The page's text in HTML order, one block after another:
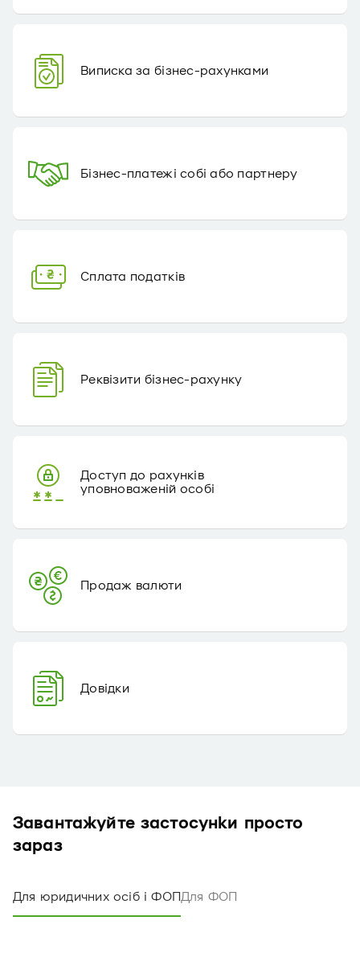
Виписка за бізнес-рахунками
Бізнес-платежі собі або партнеру
Сплата податків
Реквізити бізнес-рахунку
Доступ до рахунків
уповноваженій особі
Продаж валюти
Довідки
Завантажуйте застосунки просто
зараз
Для юридичних осіб і ФОПДля ФОП